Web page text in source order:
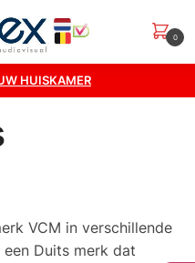
0
HUISKAMER
VCM in verschillende
Duits merk dat